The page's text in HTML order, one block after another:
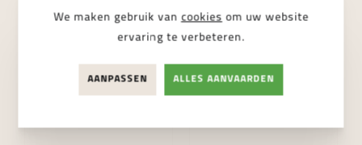
Fope Eka armband Fope Eka armband
€ 3.570,00
We maken gebruik van cookies om uw website
ervaring te verbeteren.
AANPASSEN ALLES AANVAARDEN